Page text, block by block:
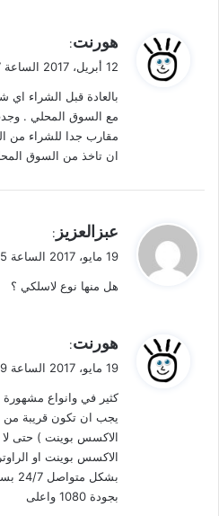
ل
هورنت:
12 أبريل، 2017 الساعة 8:37 ص
بالعادة قبل الشراء
مع السوق المحلي .
مقارب جدا للشراء من
ان تاخذ من السوق
ي
ل
عبزالعزيز :
19 مايو، 2017 الساعة 10:35 ص
هل منها نوع لاسلكي ؟
ل
هورنت:
19 مايو، 2017 الساعة 10:39 ص
كثير في وانواع مشهورة
يجب ان تكون قريبة من
الاكسس بوينت ) حتى
الاكسس بوينت او
بجودة 1080 واعلى